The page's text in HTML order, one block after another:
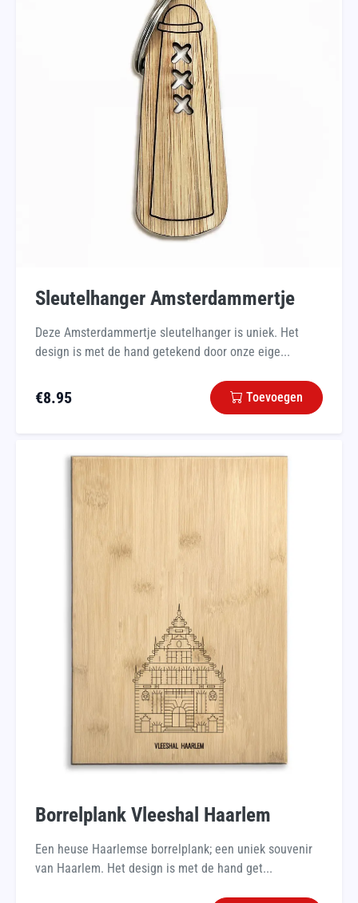
Sleutelhanger Amsterdammertje
Deze Amsterdammertje sleutelhanger is uniek. Het
design is met de hand getekend door onze eige...
€8.95 Toevoegen
Borrelplank Vleeshal Haarlem
Een heuse Haarlemse borrelplank; een uniek souvenir
van Haarlem. Het design is met de hand get...